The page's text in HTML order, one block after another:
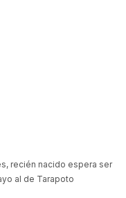
recién nacido espera ser
al de Tarapoto